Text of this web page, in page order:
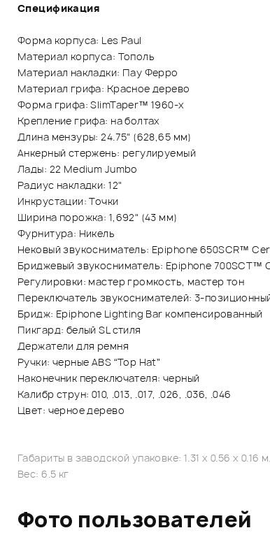
Спецификация
Форма корпуса: Les Paul
Материал корпуса: Тополь
Материал накладки: Пау Ферро
Материал грифа: Красное дерево
Форма грифа: SlimTaper™ 1960-х
Крепление грифа: на болтах
Длина мензуры: 24.75" (628,65 мм)
Анкерный стержень: регулируемый
Лады: 22 Medium Jumbo
Радиус накладки: 12"
Инкрустации: Точки
Ширина порожка: 1,692" (43 мм)
Фурнитура: Никель
Нековый звукосниматель: Epiphone 650SCR™
Бриджевый звукосниматель: Epiphone 700SCT™
Регулировки: мастер громкость, мастер тон
Переключатель звукоснимателей: 3-
Бридж: Epiphone Lighting Bar компенсированный
Пикгард: белый SL стиля
Держатели для ремня
Ручки: черные ABS “Top Hat”
Наконечник переключателя: черный
Калибр струн: 010, .013, .017, .026, .036, .046
Цвет: черное дерево
Габариты в заводской упаковке: 1.31 x 0.56 x 0.16 м.
Вес: 6.5 кг
Фото пользователей